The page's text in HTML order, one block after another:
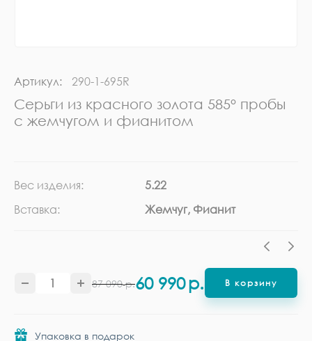
Артикул: 290-1-695R
Серьги из красного золота 585° пробы
с жемчугом и фианитом
Вес изделия:
5.22
Вставка:
Жемчуг, Фианит
87 090 р.60 990р. В корзину
Упаковка в подарок